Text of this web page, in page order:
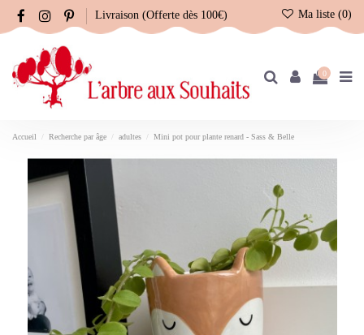
Livraison (Offerte dès 100€) Ma liste (0)
0
Accueil Recherche par âge adultes Mini pot pour plante renard - Sass & Belle